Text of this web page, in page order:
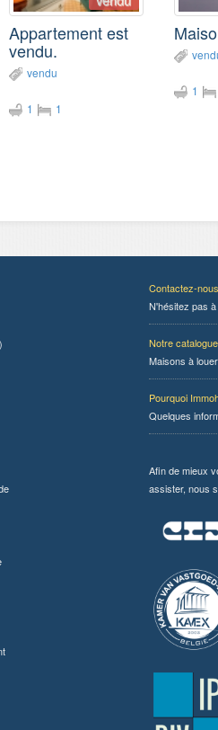
Appartement est
vendu.
vendu
1 1
1
Contactez-nous
N'hésitez pas
Notre catalogue
Maisons à
Pourquoi
Quelques
Afin de mieux
assister, nous